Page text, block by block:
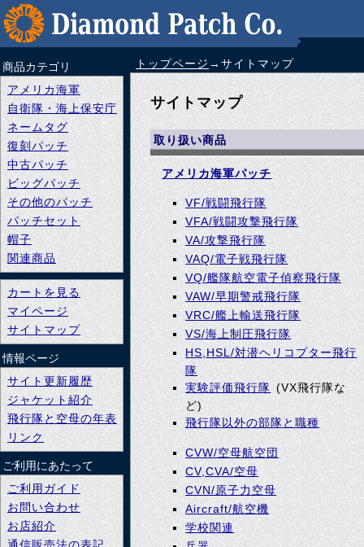
トップページ →サイトマップ
サイトマップ
取り扱い商品
アメリカ海軍パッチ
VF/戦闘飛行隊
VFA/戦闘攻撃飛行隊
VA/攻撃飛行隊
VAQ/電子戦飛行隊
VQ/艦隊航空電子偵察飛行隊
VAW/早期警戒飛行隊
VRC/艦上輸送飛行隊
VS/海上制圧飛行隊
HS,HSL/対潜ヘリコプター飛行
隊
実験評価飛行隊 (VX飛行隊な
ど)
飛行隊以外の部隊と職種
CVW/空母航空団
CV,CVA/空母
CVN/原子力空母
Aircraft/航空機
学校関連
商品カテゴリ
アメリカ海軍
自衛隊・海上保安庁
ネームタグ
復刻パッチ
中古パッチ
ビッグパッチ
その他のパッチ
パッチセット
帽子
関連商品
カートを見る
マイページ
サイトマップ
情報ページ
サイト更新履歴
ジャケット紹介
飛行隊と空母の年表
リンク
ご利用にあたって
ご利用ガイド
お問い合わせ
お店紹介
通信販売法の表記